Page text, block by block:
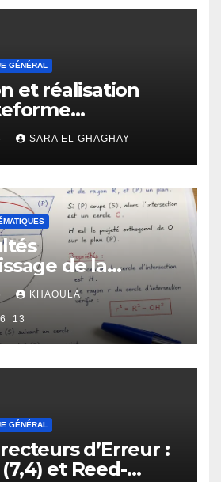
GÉNÉRAL
et réalisation
en ligne
des
SARA EL GHAGHAY
de la
les élèves de
: manifestations,
de
KHAOULA
GÉNÉRAL
d’Erreur :
et Reed-